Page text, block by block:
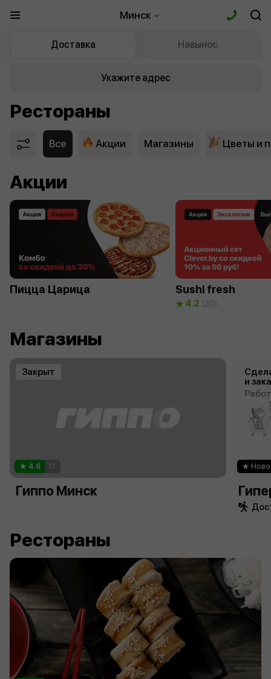
Минск
Доставка Навынос
Укажите адрес
Рестораны
Все Акции Магазины Цветы и
Акции
Пицца Царица Sushi fresh
4.2 (20)
Магазины
Закрыт
4.6 13
Гиппо Минск
и
Рестораны